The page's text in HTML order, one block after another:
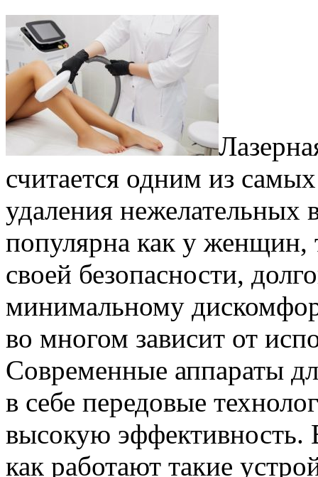
считается одним из
удаления нежелательных
популярна как у женщин,
своей безопасности,
минимальному
во многом зависит от
Современные аппараты
в себе передовые
высокую эффективность.
как работают такие